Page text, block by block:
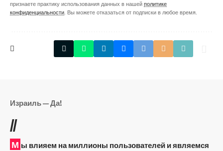
признаете практику использования данных в нашей политике
конфиденциальности . Вы можете отказаться от подписки в любое время.
Израиль — Да!
//
М ы влияем на миллионы пользователей и являемся